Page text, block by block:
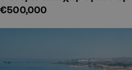
€500,000